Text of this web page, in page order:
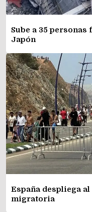
Sube a 35
Japón
España despliega
migratoria